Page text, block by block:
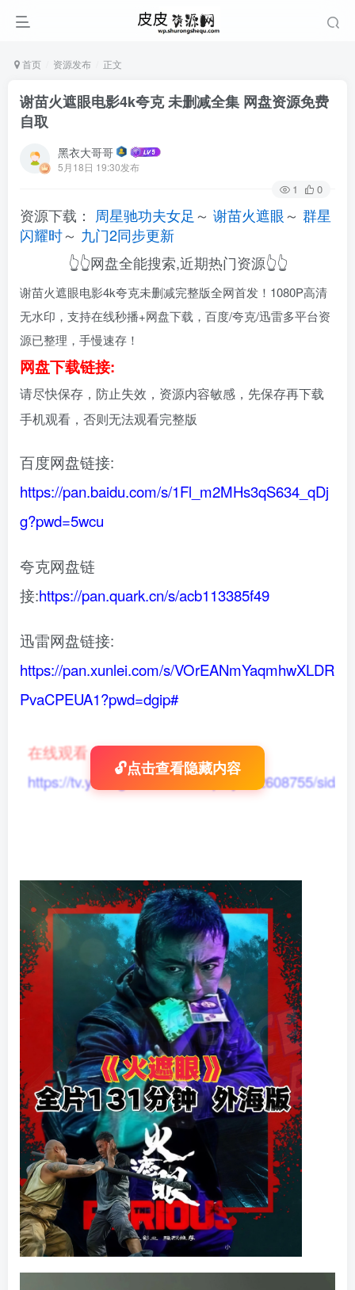
首页 资源发布 正文
谢苗火遮眼电影4k夸克 未删减全集 网盘资源免费
自取
黑衣大哥哥
5月18日 19:30发布
1 0
资源下载： 周星驰功夫女足 ～ 谢苗火遮眼～ 群星
闪耀时～ 九门2同步更新
👆👆网盘全能搜索,近期热门资源👆👆
谢苗火遮眼电影4k夸克未删减完整版全网首发！1080P高清
无水印，支持在线秒播+网盘下载，百度/夸克/迅雷多平台资
源已整理，手慢速存！
网盘下载链接:
请尽快保存，防止失效，资源内容敏感，先保存再下载
手机观看，否则无法观看完整版
百度网盘链接:
https://pan.baidu.com/s/1Fl_m2MHs3qS634_qDj
g?pwd=5wcu
夸克网盘链
接:https://pan.quark.cn/s/acb113385f49
迅雷网盘链接:
https://pan.xunlei.com/s/VOrEANmYaqmhwXLDR
PvaCPEUA1?pwd=dgip#
在线观看：
https://tv.yikong666.com/vod/play/id/2608755/sid/
🔓点击查看隐藏内容